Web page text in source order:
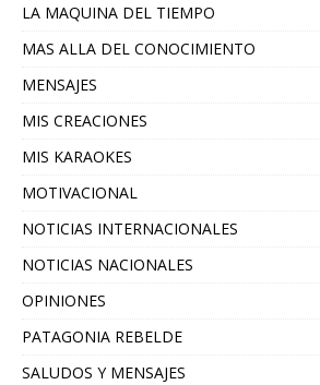
LA MAQUINA DEL TIEMPO
MAS ALLA DEL CONOCIMIENTO
MENSAJES
MIS CREACIONES
MIS KARAOKES
MOTIVACIONAL
NOTICIAS INTERNACIONALES
NOTICIAS NACIONALES
OPINIONES
PATAGONIA REBELDE
SALUDOS Y MENSAJES